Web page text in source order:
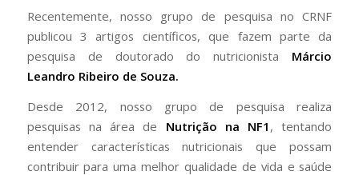
Recentemente, nosso grupo de pesquisa no CRNF
publicou 3 artigos científicos, que fazem parte da
pesquisa de doutorado do nutricionista Márcio
Leandro Ribeiro de Souza.
Desde 2012, nosso grupo de pesquisa realiza
pesquisas na área de Nutrição na NF1 , tentando
entender características nutricionais que possam
contribuir para uma melhor qualidade de vida e saúde